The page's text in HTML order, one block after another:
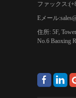
ファックス
Eメール:
住所: 5F,
No.6 Baoxing